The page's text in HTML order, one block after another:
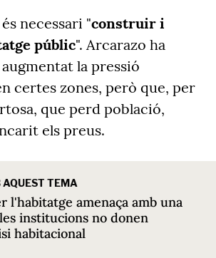
necessari "construir i
públic". Arcarazo ha
la pressió
certes zones, però que, per
que perd població,
els preus.
TEMA
l'habitatge amenaça amb una
institucions no donen
habitacional